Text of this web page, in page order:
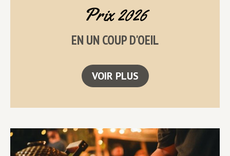
Prix 2026
EN UN COUP D'OEIL
VOIR PLUS